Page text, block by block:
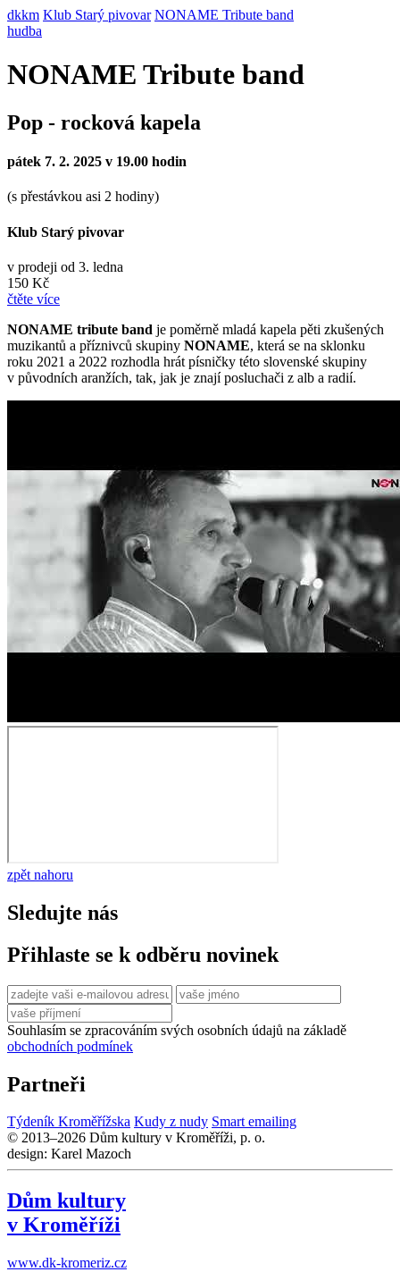
dkkm Klub Starý pivovar NONAME Tribute band
hudba
NONAME Tribute band
Pop - rocková kapela
pátek 7. 2. 2025 v 19.00 hodin
(s přestávkou asi 2 hodiny)
Klub Starý pivovar
v prodeji od 3. ledna
150 Kč
čtěte více
NONAME tribute band je poměrně mladá kapela pěti zkušených
muzikantů a příznivců skupiny NONAME, která se na sklonku
roku 2021 a 2022 rozhodla hrát písničky této slovenské skupiny
v původních aranžích, tak, jak je znají posluchači z alb a radií.
zpět nahoru
Sledujte nás
Přihlaste se k odběru novinek
Souhlasím se zpracováním svých osobních údajů na základě
obchodních podmínek
Partneři
Týdeník Kroměřížska Kudy z nudy Smart emailing
© 2013–2026 Dům kultury v Kroměříži, p. o.
design: Karel Mazoch
Dům kultury
v Kroměříži
www.dk-kromeriz.cz